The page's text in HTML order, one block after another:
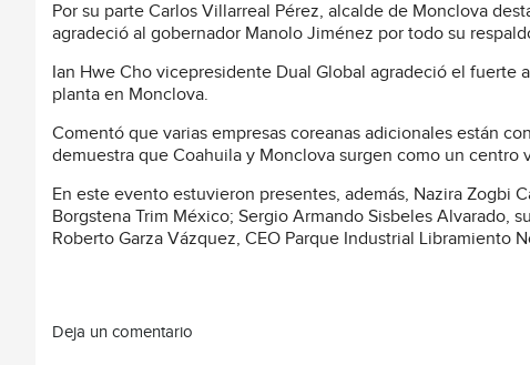
Por su parte Carlos Villarreal Pérez, alcalde de Monclova
agradeció al gobernador Manolo Jiménez por todo su
Ian Hwe Cho vicepresidente Dual Global agradeció el fuerte
planta en Monclova.
Comentó que varias empresas coreanas adicionales están
demuestra que Coahuila y Monclova surgen como un centro
En este evento estuvieron presentes, además, Nazira Zogbi
Borgstena Trim México; Sergio Armando Sisbeles Alvarado,
Roberto Garza Vázquez, CEO Parque Industrial Libramiento
Deja un comentario